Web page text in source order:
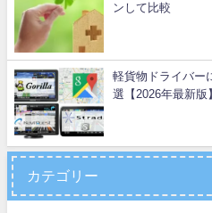
ンして比較
軽貨物ドライバー
選【2026年最新版
カテゴリー